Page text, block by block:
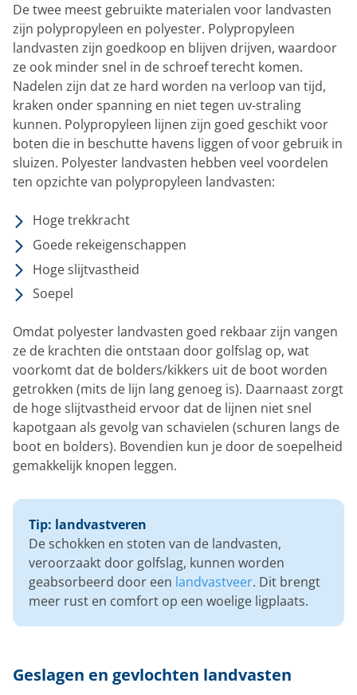
De twee meest gebruikte materialen voor landvasten
zijn polypropyleen en polyester. Polypropyleen
landvasten zijn goedkoop en blijven drijven, waardoor
ze ook minder snel in de schroef terecht komen.
Nadelen zijn dat ze hard worden na verloop van tijd,
kraken onder spanning en niet tegen uv-straling
kunnen. Polypropyleen lijnen zijn goed geschikt voor
boten die in beschutte havens liggen of voor gebruik in
sluizen. Polyester landvasten hebben veel voordelen
ten opzichte van polypropyleen landvasten:
Hoge trekkracht
Goede rekeigenschappen
Hoge slijtvastheid
Soepel
Omdat polyester landvasten goed rekbaar zijn vangen
ze de krachten die ontstaan door golfslag op, wat
voorkomt dat de bolders/kikkers uit de boot worden
getrokken (mits de lijn lang genoeg is). Daarnaast zorgt
de hoge slijtvastheid ervoor dat de lijnen niet snel
kapotgaan als gevolg van schavielen (schuren langs de
boot en bolders). Bovendien kun je door de soepelheid
gemakkelijk knopen leggen.
Tip: landvastveren
De schokken en stoten van de landvasten,
veroorzaakt door golfslag, kunnen worden
geabsorbeerd door een landvastveer. Dit brengt
meer rust en comfort op een woelige ligplaats.
Geslagen en gevlochten landvasten